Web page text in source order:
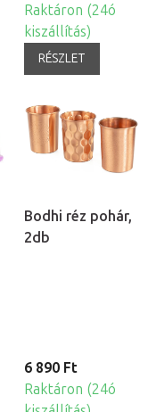
Raktáron (24ó
kiszállítás)
RÉSZLET
Bodhi réz pohár,
2db
6 890 Ft
Raktáron (24ó